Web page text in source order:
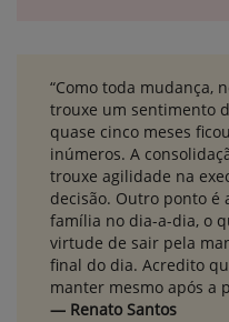
“Como toda mudança,
trouxe um sentimento
quase cinco meses
inúmeros. A
trouxe agilidade na
decisão. Outro ponto é
família no dia-a-dia, o
virtude de sair pela
final do dia. Acredito
manter mesmo após a
— Renato Santos